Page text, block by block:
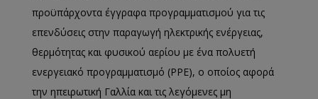
προϋπάρχοντα έγγραφα προγραμματισμού για τις
επενδύσεις στην παραγωγή ηλεκτρικής ενέργειας,
θερμότητας και φυσικού αερίου με ένα πολυετή
ενεργειακό προγραμματισμό (PPE), ο οποίος αφορά
την ηπειρωτική Γαλλία και τις λεγόμενες μη